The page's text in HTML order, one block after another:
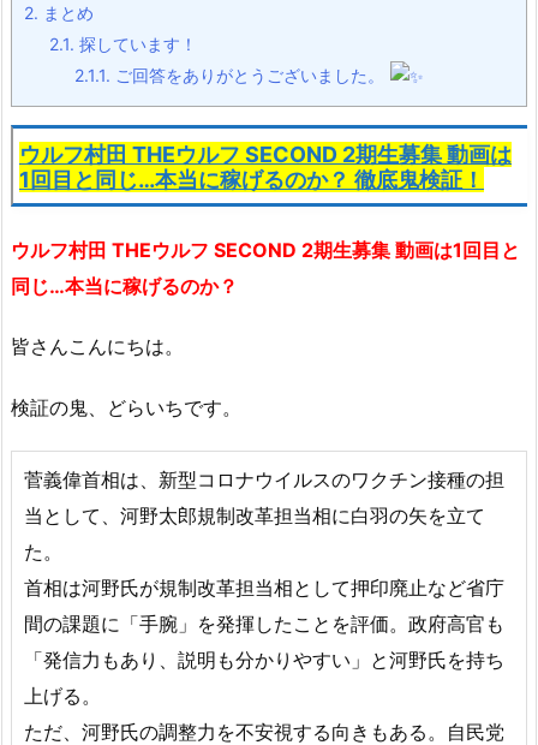
2. まとめ
2.1. 探しています！
2.1.1. ご回答をありがとうございました。
ウルフ村田 THEウルフ SECOND 2期生募集 動画は
1回目と同じ…本当に稼げるのか？ 徹底鬼検証！
ウルフ村田 THEウルフ SECOND 2期生募集 動画は1回目と
同じ…本当に稼げるのか？
皆さんこんにちは。
検証の鬼、どらいちです。
菅義偉首相は、新型コロナウイルスのワクチン接種の担
当として、河野太郎規制改革担当相に白羽の矢を立て
た。
首相は河野氏が規制改革担当相として押印廃止など省庁
間の課題に「手腕」を発揮したことを評価。政府高官も
「発信力もあり、説明も分かりやすい」と河野氏を持ち
上げる。
ただ、河野氏の調整力を不安視する向きもある。自民党